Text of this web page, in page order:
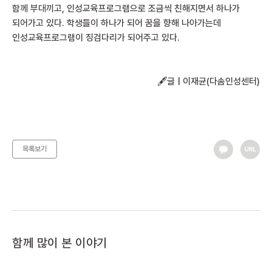
함께 부대끼고, 인성교육프로그램으로 조금씩 친해지면서 하나가
되어가고 있다. 학생들이 하나가 되어 꿈을 향해 나아가는데
인성교육프로그램이 징검다리가 되어주고 있다.
🖋️글 | 이재균(다솜인성센터)
목록보기
함께 많이 본 이야기